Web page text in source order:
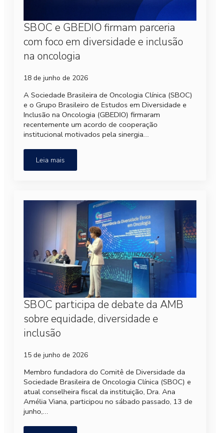
SBOC e GBEDIO firmam parceria
com foco em diversidade e inclusão
na oncologia
18 de junho de 2026
A Sociedade Brasileira de Oncologia Clínica (SBOC)
e o Grupo Brasileiro de Estudos em Diversidade e
Inclusão na Oncologia (GBEDIO) firmaram
recentemente um acordo de cooperação
institucional motivados pela sinergia…
Leia mais
SBOC participa de debate da AMB
sobre equidade, diversidade e
inclusão
15 de junho de 2026
Membro fundadora do Comitê de Diversidade da
Sociedade Brasileira de Oncologia Clínica (SBOC) e
atual conselheira fiscal da instituição, Dra. Ana
Amélia Viana, participou no sábado passado, 13 de
junho,…